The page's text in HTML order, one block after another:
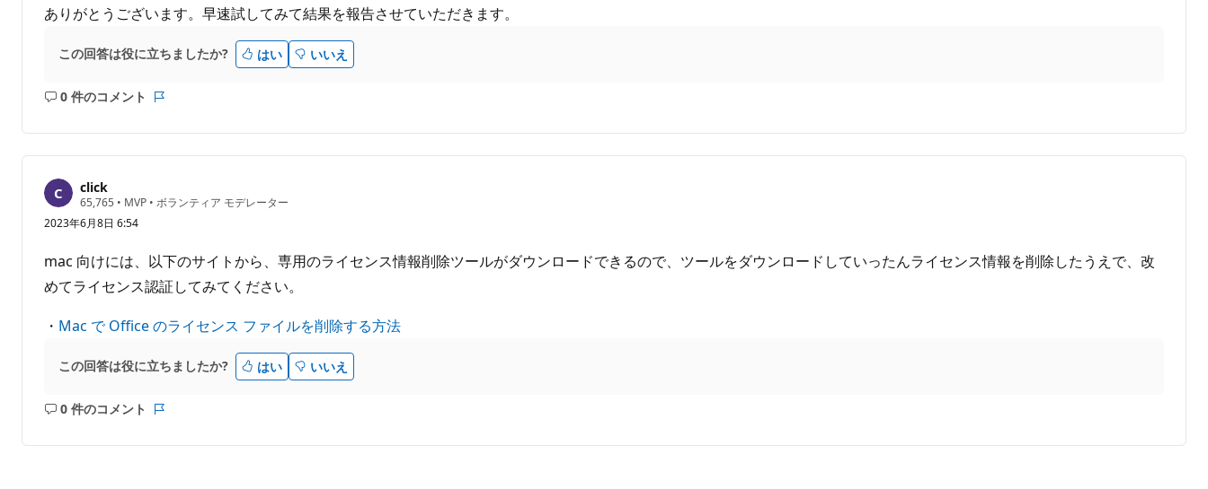
せ
ありがとうございます。早速試してみて結果を報告させていただきます。
この回答は役に立ちましたか? はい いいえ
0 件のコメント
コ
ト
は
あ
り
せ
ん
ト
click
65,765 評
の
イ
ン
ト
• MVP • ボランティア モデレーター
2023年6月8日 6:54
mac 向けには、以下のサイトから、専用のライセンス情報削除ツールがダウンロードできるので、ツールをダウンロードしていったんライセンス情報を削除したうえで、改
めてライセンス認証してみてください。
・ Mac で Office のライセンス ファイルを削除する方法
この回答は役に立ちましたか? はい いいえ
0 件のコメント
コ